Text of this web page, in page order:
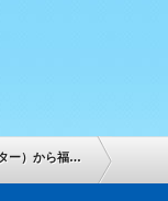
天草空港（最寄りのバスセンター）から福岡空港までの地上交通のご案内